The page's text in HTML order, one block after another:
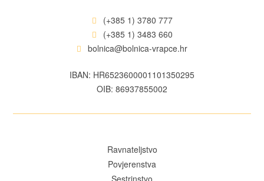
(+385 1) 3780 777
(+385 1) 3483 660
bolnica@bolnica-vrapce.hr
IBAN: HR6523600001101350295
OIB: 86937855002
Ravnateljstvo
Povjerenstva
Sestrinstvo